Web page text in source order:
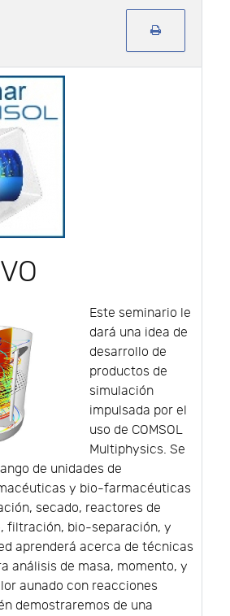
Este seminario le
dará una idea de
desarrollo de
productos de
simulación
impulsada por el
uso de COMSOL
Multiphysics. Se
de unidades de
y bio-farmacéuticas
secado, reactores de
filtración, bio-separación, y
aprenderá acerca de técnicas
análisis de masa, momento, y
aunado con reacciones
demostraremos de una